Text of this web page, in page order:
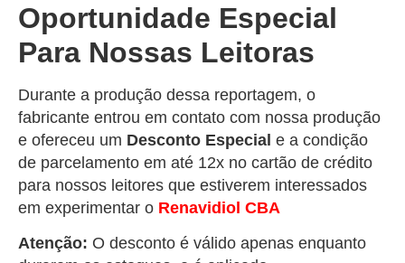
Oportunidade Especial
Para Nossas Leitoras
Durante a produção dessa reportagem, o
fabricante entrou em contato com nossa produção
e ofereceu um Desconto Especial e a condição
de parcelamento em até 12x no cartão de crédito
para nossos leitores que estiverem interessados
em experimentar o Renavidiol CBA
Atenção: O desconto é válido apenas enquanto